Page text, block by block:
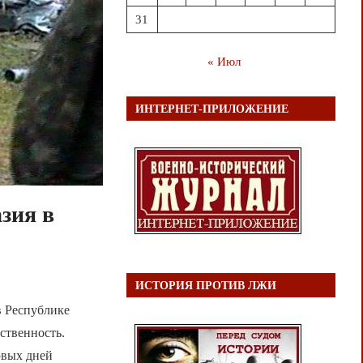
в
Республике
дней
31
« Июл
ИНТЕРНЕТ-ПРИЛОЖЕНИЕ
ИСТОРИЯ ПРОТИВ ЛЖИ